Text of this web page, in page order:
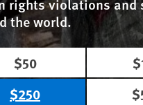
rights violations and
the world.
$50
$250